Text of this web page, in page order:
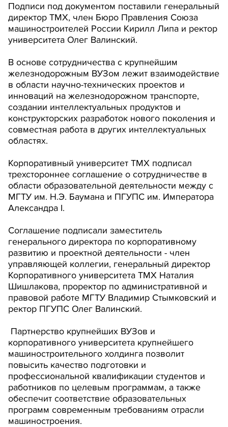
Подписи под документом поставили генеральный
директор ТМХ, член Бюро Правления Союза
машиностроителей России Кирилл Липа и ректор
университета Олег Валинский.
В основе сотрудничества с крупнейшим
железнодорожным ВУЗом лежит взаимодействие
в области научно-технических проектов и
инноваций на железнодорожном транспорте,
создании интеллектуальных продуктов и
конструкторских разработок нового поколения и
совместная работа в других интеллектуальных
областях.
Корпоративный университет ТМХ подписал
трехстороннее соглашение о сотрудничестве в
области образовательной деятельности между с
МГТУ им. Н.Э. Баумана и ПГУПС им. Императора
Александра I.
Соглашение подписали заместитель
генерального директора по корпоративному
развитию и проектной деятельности - член
управляющей коллегии, генеральный директор
Корпоративного университета ТМХ Наталия
Шишлакова, проректор по административной и
правовой работе МГТУ Владимир Стымковский и
ректор ПГУПС Олег Валинский.
Партнерство крупнейших ВУЗов и
корпоративного университета крупнейшего
машиностроительного холдинга позволит
повысить качество подготовки и
профессиональной квалификации студентов и
работников по целевым программам, а также
обеспечит соответствие образовательных
программ современным требованиям отрасли
машиностроения.